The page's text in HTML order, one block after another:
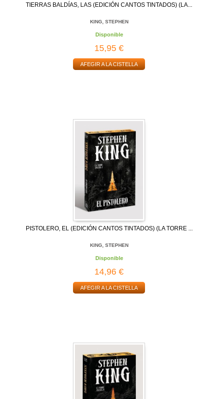
TIERRAS BALDÍAS, LAS (EDICIÓN CANTOS TINTADOS) (LA...
KING, STEPHEN
Disponible
15,95 €
AFEGIR A LA CISTELLA
PISTOLERO, EL (EDICIÓN CANTOS TINTADOS) (LA TORRE ...
KING, STEPHEN
Disponible
14,96 €
AFEGIR A LA CISTELLA